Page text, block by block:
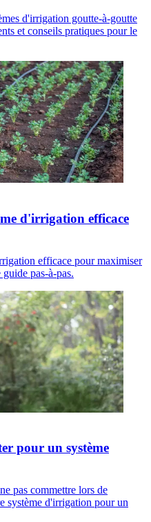
d'irrigation goutte-à-goutte
et conseils pratiques pour le
d'irrigation efficace
efficace pour maximiser
pas-à-pas.
pour un système
pas commettre lors de
système d'irrigation pour un